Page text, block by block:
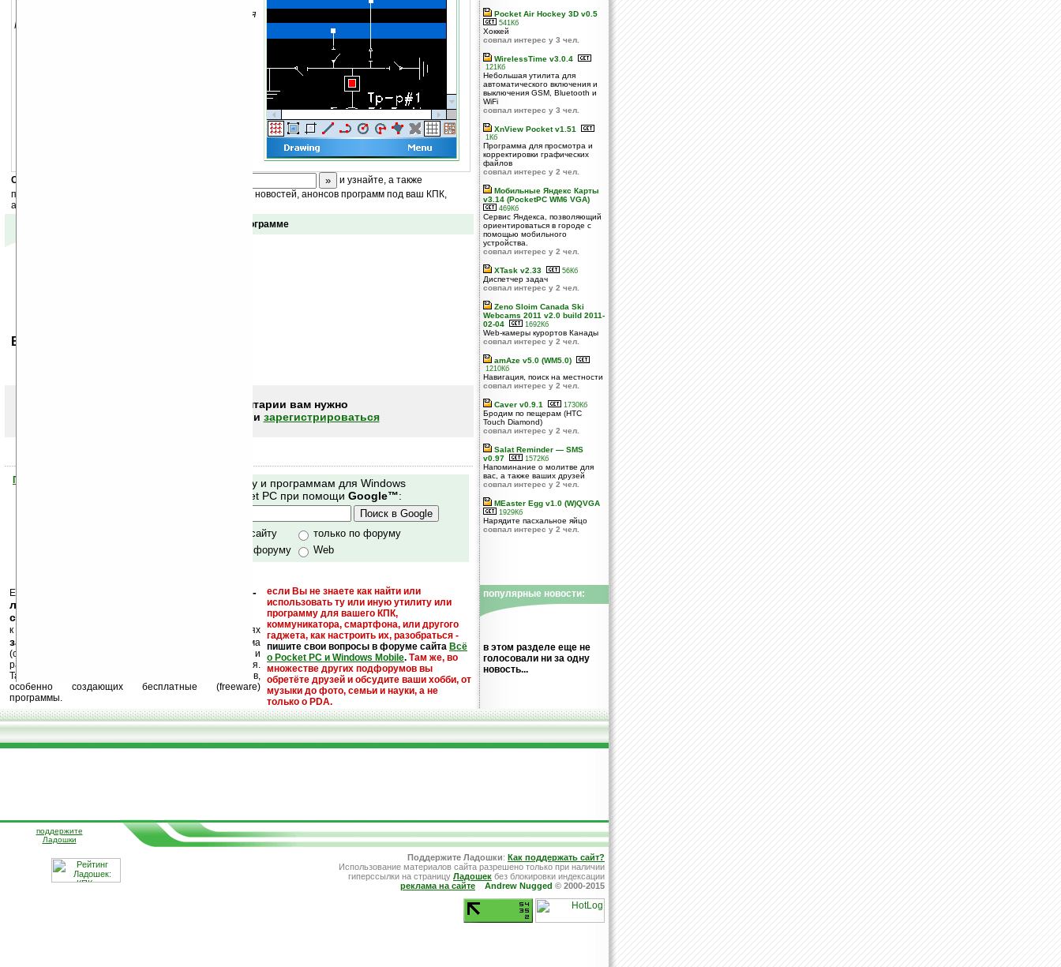
Cуществует также версия программы для
ПК
Скоро
и узнайте, а также
получайте ежедневный или еженедельный дайджест новостей, анонсов программ под ваш КПК,
акций сайта на ваш почтовый ящик.
Отзывы о программе
Ваше мнение будет первым.
Чтобы писать комментарии вам нужно
или зарегистрироваться
Помогите Ладошкам стать лучше
Поиск по сайту и программам для Windows
Mobile и Pocket PC при помощи Google™:
только по сайту
только по форуму
по сайту и форуму
Web
Еще раз обращаем внимание, что
кейгены, кряки -
лекарства, серийные номера, ключи и
ссылки на варезные сайты
если Вы не знаете как найти или
использовать ту или иную утилиту или
программу для вашего КПК,
коммуникатора, смартфона, или другого
гаджета, как настроить их, разобраться -
пишите свои вопросы в форуме сайта Всё
о Pocket PC и Windows Mobile. Там же, во
множестве других подфорумов вы
обретёте друзей и обсудите ваши хобби, от
музыки до фото, семьи и науки, а не
только о PDA.
к публикации на нашем сайте в комментариях
запрещены
, как и несанкционированная реклама
(спам). Мы поддерживаем авторов программ и
развитие легального программного обеспечения.
Также мы призываем Вас поддерживать авторов,
особенно создающих бесплатные (freeware)
программы.
Pocket Air Hockey 3D v0.5
541Кб
Хоккей
совпал интерес у 3 чел.
WirelessTime v3.0.4
121Кб
Небольшая утилита для
автоматического включения и
выключения GSM, Bluetooth и
WiFi
совпал интерес у 3 чел.
XnView Pocket v1.51
1Кб
Программа для просмотра и
корректировки графических
файлов
совпал интерес у 2 чел.
Мобильные Яндекс Карты
v3.14 (PocketPC WM6 VGA)
469Кб
Сервис Яндекса, позволяющий
ориентироваться в городе с
помощью мобильного
устройства.
совпал интерес у 2 чел.
XTask v2.33 56Кб
Диспетчер задач
совпал интерес у 2 чел.
Zeno Sloim Canada Ski
Webcams 2011 v2.0 build 2011-
02-04
1692Кб
Web-камеры курортов Канады
совпал интерес у 2 чел.
amAze v5.0 (WM5.0)
1210Кб
Навигация, поиск на местности
совпал интерес у 2 чел.
Caver v0.9.1 1730Кб
Бродим по пещерам (HTC
Touch Diamond)
совпал интерес у 2 чел.
Salat Reminder — SMS
v0.97
1572Кб
Напоминание о молитве для
вас, а также ваших друзей
совпал интерес у 2 чел.
MEaster Egg v1.0 (W)QVGA
1929Кб
Нарядите пасхальное яйцо
совпал интерес у 2 чел.
популярные новости:
в этом разделе еще не
голосовали ни за одну
новость...
поддержите
Ладошки
Поддержите Ладошки: Как поддержать сайт?
Использование материалов сайта разрешено только при наличии
гиперссылки на страницу Ладошек без блокировки индексации
реклама на сайте
Andrew Nugged © 2000-2015